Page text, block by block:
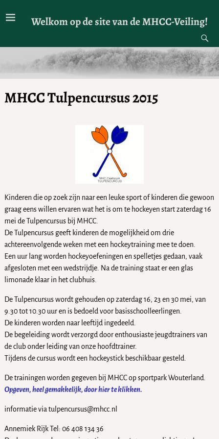
Welkom op de site van de MHCC-Veiling!
MHCC Tulpencursus 2015
Kinderen die op zoek zijn naar een leuke sport of kinderen die gewoon
graag eens willen ervaren wat het is om te hockeyen start zaterdag 16
mei de Tulpencursus bij MHCC.
De Tulpencursus geeft kinderen de mogelijkheid om drie
achtereenvolgende weken met een hockeytraining mee te doen.
Een uur lang worden hockeyoefeningen en spelletjes gedaan, vaak
afgesloten met een wedstrijdje. Na de training staat er een glas
limonade klaar in het clubhuis.
De Tulpencursus wordt gehouden op zaterdag 16, 23 en 30 mei, van
9.30 tot 10.30 uur en is bedoeld voor basisschoolleerlingen.
De kinderen worden naar leeftijd ingedeeld.
De begeleiding wordt verzorgd door enthousiaste jeugdtrainers van
de club onder leiding van onze hoofdtrainer.
Tijdens de cursus wordt een hockeystick beschikbaar gesteld.
De trainingen worden gegeven bij MHCC op sportpark Wouterland.
Opgeven, heel gemakkelijk, door hier te klikken.
informatie via tulpencursus@mhcc.nl
Annemiek Rijk Tel: 06 408 134 36